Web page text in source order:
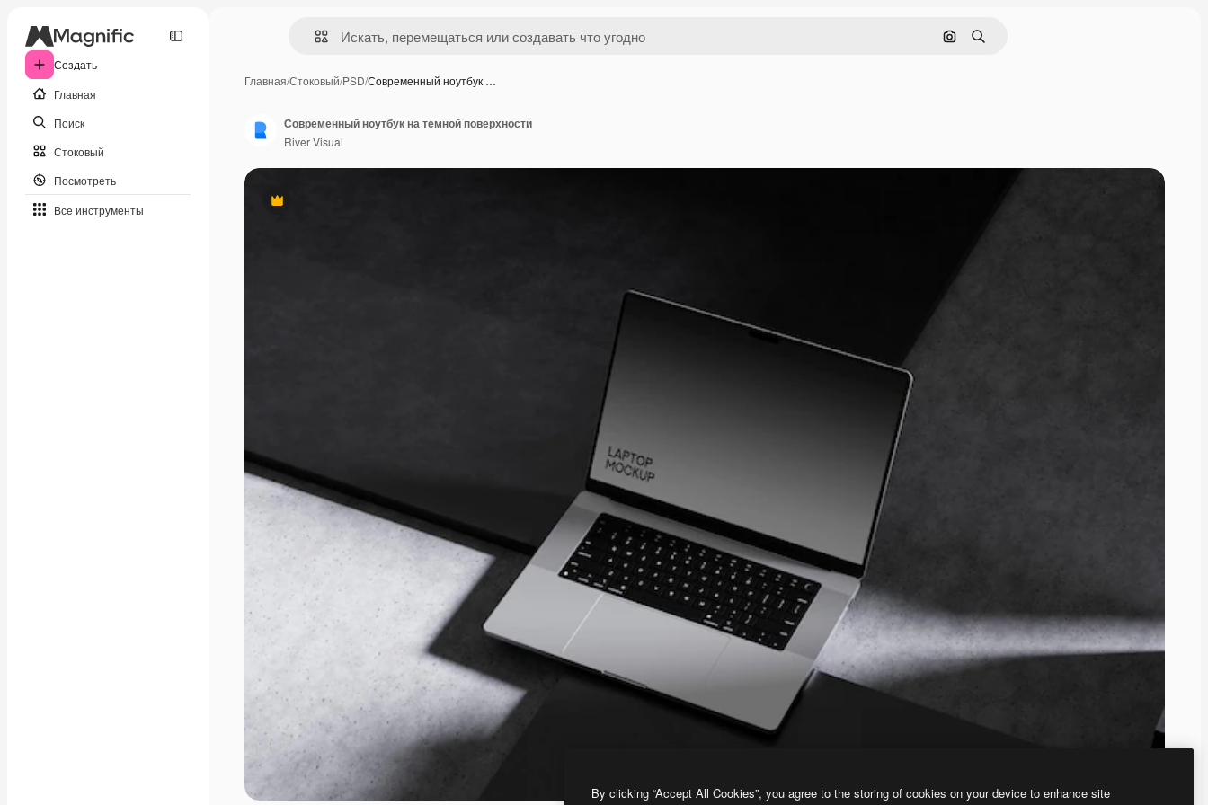
Создать
Главная
Поиск
Стоковый
Посмотреть
Все инструменты
Поиск по изображению
Поиск
Главная/Стоковый/PSD/Современный ноутбук …
Премиум
Современный ноутбук на темной поверхности
River Visual
By clicking “Accept All Cookies”, you agree to the storing of cookies on your device to enhance site